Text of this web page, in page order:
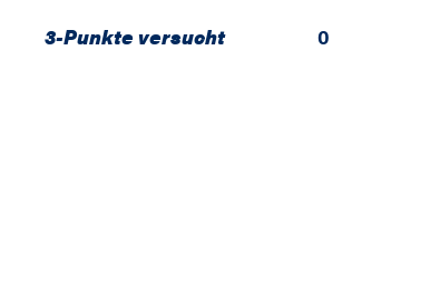
3-Punkte versucht 0